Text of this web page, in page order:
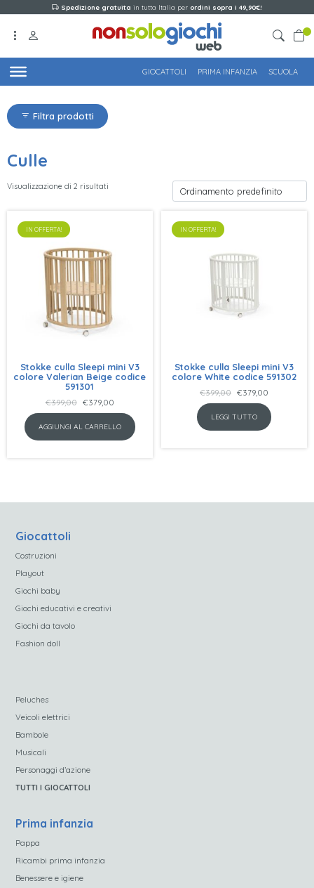
Spedizione gratuita in tutta Italia per ordini sopra i 49,90€!
GIOCATTOLI PRIMA INFANZIA SCUOLA
Filtra prodotti
Culle
Visualizzazione di 2 risultati
IN OFFERTA!
Stokke culla Sleepi mini V3
colore Valerian Beige codice
591301
€399,00 Il
prezzo
originale
era:
€379,00Il
prezzo
attuale
è:
AGGIUNGI AL CARRELLO
IN OFFERTA!
Stokke culla Sleepi mini V3
colore White codice 591302
€399,00 Il
prezzo
originale
era:
€379,00
attuale
LEGGI TUTTO
Giocattoli
Costruzioni
Playout
Giochi baby
Giochi educativi e creativi
Giochi da tavolo
Fashion doll
Peluches
Veicoli elettrici
Bambole
Musicali
Personaggi d’azione
TUTTI I GIOCATTOLI
Prima infanzia
Pappa
Ricambi prima infanzia
Benessere e igiene